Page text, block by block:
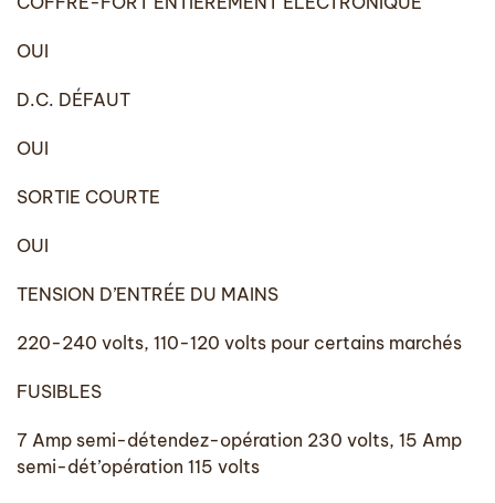
OUI
D.C. DÉFAUT
OUI
SORTIE COURTE
OUI
TENSION D’ENTRÉE DU MAINS
220-240 volts, 110-120 volts pour certains marchés
FUSIBLES
7 Amp semi-détendez-opération 230 volts, 15 Amp
semi-dét’opération 115 volts